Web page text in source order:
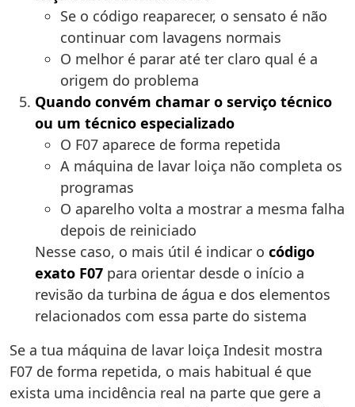
Se o código reaparecer, o sensato é não
continuar com lavagens normais
O melhor é parar até ter claro qual é a
origem do problema
Quando convém chamar o serviço técnico
ou um técnico especializado
O F07 aparece de forma repetida
A máquina de lavar loiça não completa os
programas
O aparelho volta a mostrar a mesma falha
depois de reiniciado
Nesse caso, o mais útil é indicar o código
exato F07 para orientar desde o início a
revisão da turbina de água e dos elementos
relacionados com essa parte do sistema
Se a tua máquina de lavar loiça Indesit mostra
F07 de forma repetida, o mais habitual é que
exista uma incidência real na parte que gere a